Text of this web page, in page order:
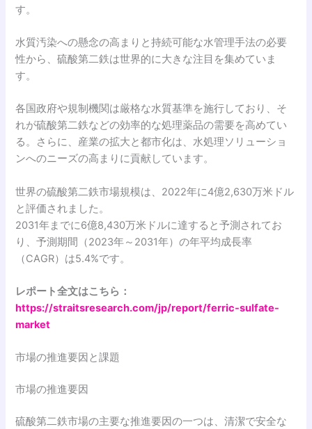
す。
水質汚染への懸念の高まりと持続可能な水管理手法の必要
性から、硫酸第二鉄は世界的に大きな注目を集めていま
す。
各国政府や規制機関は厳格な水質基準を施行しており、そ
れが硫酸第二鉄などの効率的な処理薬品の需要を高めてい
る。さらに、産業の拡大と都市化は、水処理ソリューショ
ンへのニーズの高まりに貢献しています。
世界の硫酸第二鉄市場規模は、2022年に4億2,630万米ドル
と評価されました。
2031年までに6億8,430万米ドルに達すると予測されてお
り、予測期間（2023年～2031年）の年平均成長率
（CAGR）は5.4%です。
レポート全文はこちら：
https://straitsresearch.com/jp/report/ferric-sulfate-
market
市場の推進要因と課題
市場の推進要因
硫酸第二鉄市場の主要な推進要因の一つは、清潔で安全な